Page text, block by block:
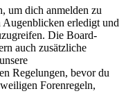
um dich anmelden zu
erledigt und
Die Board-
auch zusätzliche
Regelungen, bevor du
Forenregeln,